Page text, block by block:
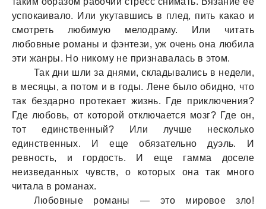
успокаивало. Или укутавшись в плед, пить какао и
смотреть любимую мелодраму. Или читать
любовные романы и фэнтези, уж очень она любила
эти жанры. Но никому не признавалась в этом.
Так дни шли за днями, складывались в недели,
в месяцы, а потом и в годы. Лене было обидно, что
так бездарно протекает жизнь. Где приключения?
Где любовь, от которой отключается мозг? Где он,
тот единственный? Или лучше несколько
единственных. И еще обязательно дуэль. И
ревность, и гордость. И еще гамма доселе
неизведанных чувств, о которых она так много
читала в романах.
Любовные романы — это мировое зло!